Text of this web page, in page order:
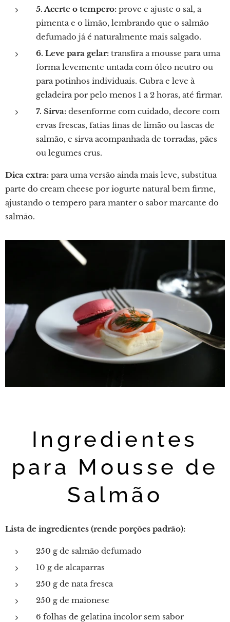
5. Acerte o tempero: prove e ajuste o sal, a
pimenta e o limão, lembrando que o salmão
defumado já é naturalmente mais salgado.
6. Leve para gelar: transfira a mousse para uma
forma levemente untada com óleo neutro ou
para potinhos individuais. Cubra e leve à
geladeira por pelo menos 1 a 2 horas, até firmar.
7. Sirva: desenforme com cuidado, decore com
ervas frescas, fatias finas de limão ou lascas de
salmão, e sirva acompanhada de torradas, pães
ou legumes crus.
Dica extra: para uma versão ainda mais leve, substitua
parte do cream cheese por iogurte natural bem firme,
ajustando o tempero para manter o sabor marcante do
salmão.
Ingredientes
para Mousse de
Salmão
Lista de ingredientes (rende porções padrão):
250 g de salmão defumado
10 g de alcaparras
250 g de nata fresca
250 g de maionese
6 folhas de gelatina incolor sem sabor